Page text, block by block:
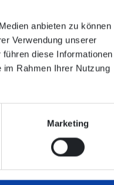
anbieten zu können
Verwendung unserer
diese Informationen
im Rahmen Ihrer Nutzung
Marketing
– Verkehrsmeldungen